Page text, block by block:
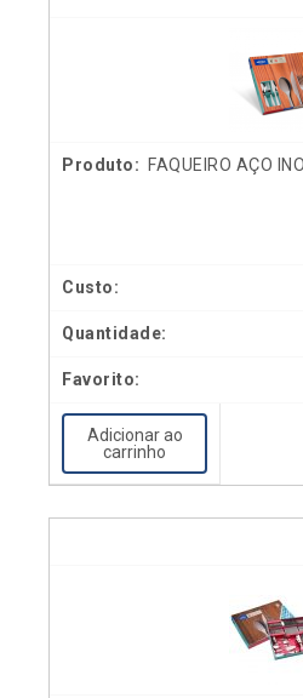
FAQUEIRO AÇO
Adicionar ao
carrinho